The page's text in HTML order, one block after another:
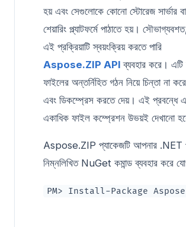
হয় এবং সেগুলোকে কোনো স্টোরেজ সার্ভার
শেয়ারিং প্ল্যাটফর্মে পাঠাতে হয়।
এই প্রক্রিয়াটি স্বয়ংক্রিয় করতে পারি
Aspose.ZIP API ব্যবহার করে।
ফাইলের অন্তর্নিহিত গঠন নিয়ে চিন্তা না
এবং ডিকম্প্রেস করতে দেয়। এই প্রবন্ধে
একাধিক ফাইল কম্প্রেশন উভয়ই দেখানো
Aspose.ZIP প্যাকেজটি আপনার .NET
নিম্নলিখিত NuGet কমান্ড ব্যবহার করে
PM> Install-Package